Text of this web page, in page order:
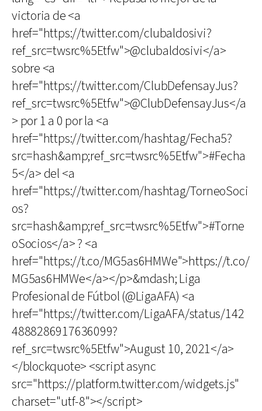
victoria de <a
href="https://twitter.com/clubaldosivi?
ref_src=twsrc%5Etfw">@clubaldosivi</a>
sobre <a
href="https://twitter.com/ClubDefensayJus?
ref_src=twsrc%5Etfw">@ClubDefensayJus</a
> por 1 a 0 por la <a
href="https://twitter.com/hashtag/Fecha5?
src=hash&amp;ref_src=twsrc%5Etfw">#Fecha
5</a> del <a
href="https://twitter.com/hashtag/TorneoSoci
os?
src=hash&amp;ref_src=twsrc%5Etfw">#Torne
oSocios</a> ? <a
href="https://t.co/MG5as6HMWe">https://t.co/
MG5as6HMWe</a></p>&mdash; Liga
Profesional de Fútbol (@LigaAFA) <a
href="https://twitter.com/LigaAFA/status/142
4888286917636099?
ref_src=twsrc%5Etfw">August 10, 2021</a>
</blockquote> <script async
src="https://platform.twitter.com/widgets.js"
charset="utf-8"></script>